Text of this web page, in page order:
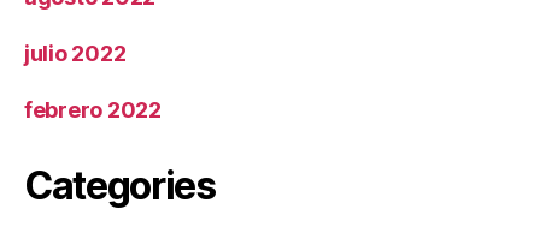
julio 2022
febrero 2022
Categories